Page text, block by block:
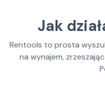
Jak
Rentools to prosta
na wynajem,